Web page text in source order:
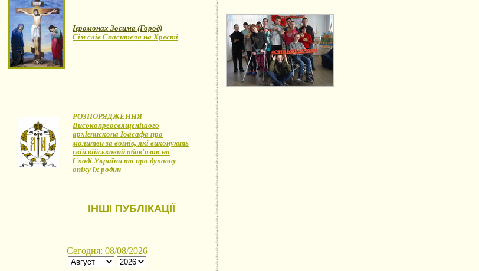
Ієромонах Зосима (Город)
Сім слів Спасителя на Хресті
РОЗПОРЯДЖЕННЯ
Високопреосвященішого
архієпископа Іоасафа про
молитви за воїнів, які виконують
свій військовий обов'язок на
Сході України та про духовну
опіку їх родин
ІНШІ ПУБЛІКАЦІЇ